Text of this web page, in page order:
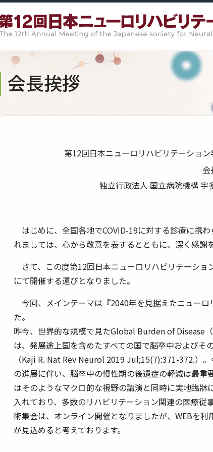
会長挨拶
第12回日本ニューロリハビリテーショ
独立行政法人 国立病院機構 宇
はじめに、全国各地でCOVID-19に対する診療に携
れましては、心から敬意を表するとともに、深く感謝
さて、この度第12回日本ニューロリハビリテーシ
にて開催する運びとなりました。
今回、メインテーマは『2040年を見据えたニュー
た。
昨今、世界的な規模で見たGlobal Burden of Disease
は、発展途上国を含めたすべての国で脳卒中およびそ
（Kaji R. Nat Rev Neurol 2019 Jul;15(7):371-372.）
の進展に伴い、脳卒中の慢性期の後遺症の軽減は最重
はそのようなマクロ的な視野の講演と同時に実地臨牀
入れており、多数のリハビリテーション関連の医療従
術集会は、オンライン開催となりましたが、WEBを
が見込めると考えております。